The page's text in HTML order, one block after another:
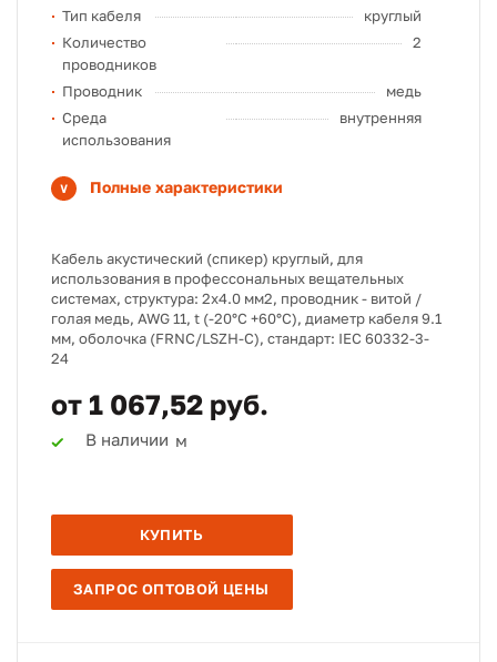
Тип кабеля
круглый
Количество
проводников
2
Проводник
медь
Среда
использования
внутренняя
Полные характеристики
Кабель акустический (спикер) круглый, для
использования в профессональных вещательных
системах, структура: 2х4.0 мм2, проводник - витой /
голая медь, AWG 11, t (-20°C +60°C), диаметр кабеля 9.1
мм, оболочка (FRNC/LSZH-С), стандарт: IEC 60332-3-
24
от 1 067,52 руб.
В наличии м
КУПИТЬ
ЗАПРОС ОПТОВОЙ ЦЕНЫ